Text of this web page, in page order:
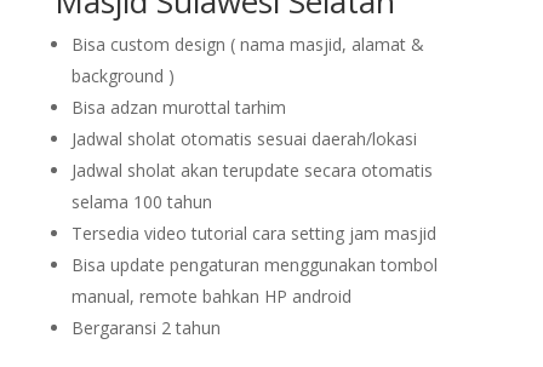
Bisa custom design ( nama masjid, alamat &
background )
Bisa adzan murottal tarhim
Jadwal sholat otomatis sesuai daerah/lokasi
Jadwal sholat akan terupdate secara otomatis
selama 100 tahun
Tersedia video tutorial cara setting jam masjid
Bisa update pengaturan menggunakan tombol
manual, remote bahkan HP android
Bergaransi 2 tahun